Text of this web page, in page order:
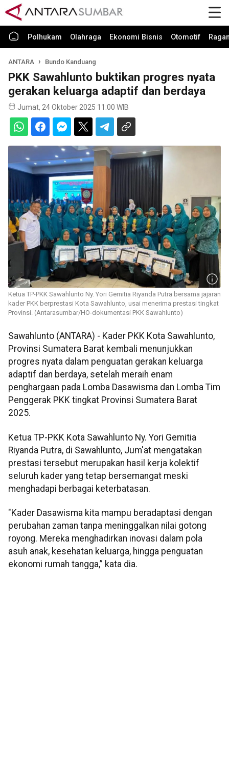
Polhukam Olahraga Ekonomi Bisnis Otomotif
ANTARA Bundo Kanduang
PKK Sawahlunto buktikan progres nyata
gerakan keluarga adaptif dan berdaya
Jumat, 24 Oktober 2025 11:00 WIB
Ketua TP-PKK Sawahlunto Ny. Yori Gemitia Riyanda Putra bersama jajaran
kader PKK berprestasi Kota Sawahlunto, usai menerima prestasi tingkat
Provinsi. (Antarasumbar/HO-dokumentasi PKK Sawahlunto)
Sawahlunto (ANTARA) - Kader PKK Kota Sawahlunto,
Provinsi Sumatera Barat kembali menunjukkan
progres nyata dalam penguatan gerakan keluarga
adaptif dan berdaya, setelah meraih enam
penghargaan pada Lomba Dasawisma dan Lomba Tim
Penggerak PKK tingkat Provinsi Sumatera Barat
2025.
Ketua TP-PKK Kota Sawahlunto Ny. Yori Gemitia
Riyanda Putra, di Sawahlunto, Jum'at mengatakan
prestasi tersebut merupakan hasil kerja kolektif
seluruh kader yang tetap bersemangat meski
menghadapi berbagai keterbatasan.
"Kader Dasawisma kita mampu beradaptasi dengan
perubahan zaman tanpa meninggalkan nilai gotong
royong. Mereka menghadirkan inovasi dalam pola
asuh anak, kesehatan keluarga, hingga penguatan
ekonomi rumah tangga,” kata dia.